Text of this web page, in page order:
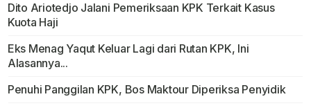
Dito Ariotedjo Jalani Pemeriksaan KPK Terkait Kasus
Kuota Haji
Eks Menag Yaqut Keluar Lagi dari Rutan KPK, Ini
Alasannya...
Penuhi Panggilan KPK, Bos Maktour Diperiksa Penyidik